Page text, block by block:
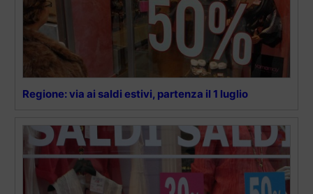
Regione: via ai saldi estivi, partenza il 1 luglio